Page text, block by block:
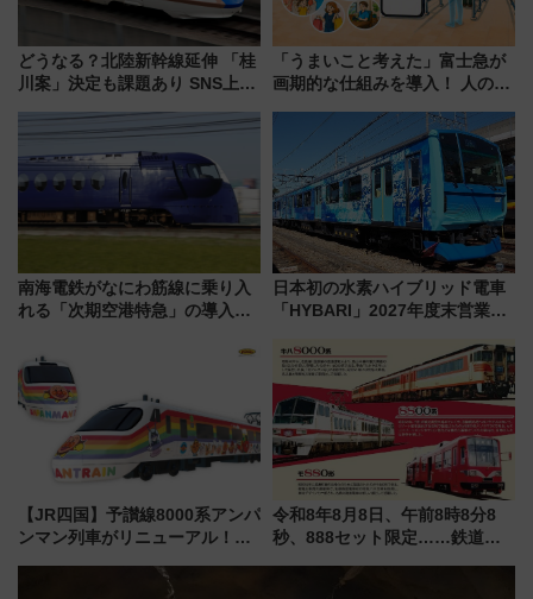
どうなる？北陸新幹線延伸 「桂
川案」決定も課題あり SNS上の
「うまいこと考えた」富士急が
画期的な仕組みを導入！ 人のか
南海電鉄がなにわ筋線に乗り入
れる「次期空港特急」の導入を
日本初の鉄道デザイン
日本初の水素ハイブリッド電車
「HYBARI」2027年度末営業運
で水素利活用が加速
【JR四国】予讃線8000系アンパ
ンマン列車がリニューアル！内
令和8年8月8日、午前8時8分8
秒、888セット限定……鉄道各